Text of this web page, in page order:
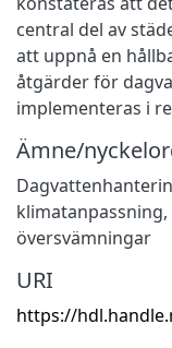
central del av
att uppnå en
åtgärder för
implementeras i
Ämne/
översvämningar
URI
https://